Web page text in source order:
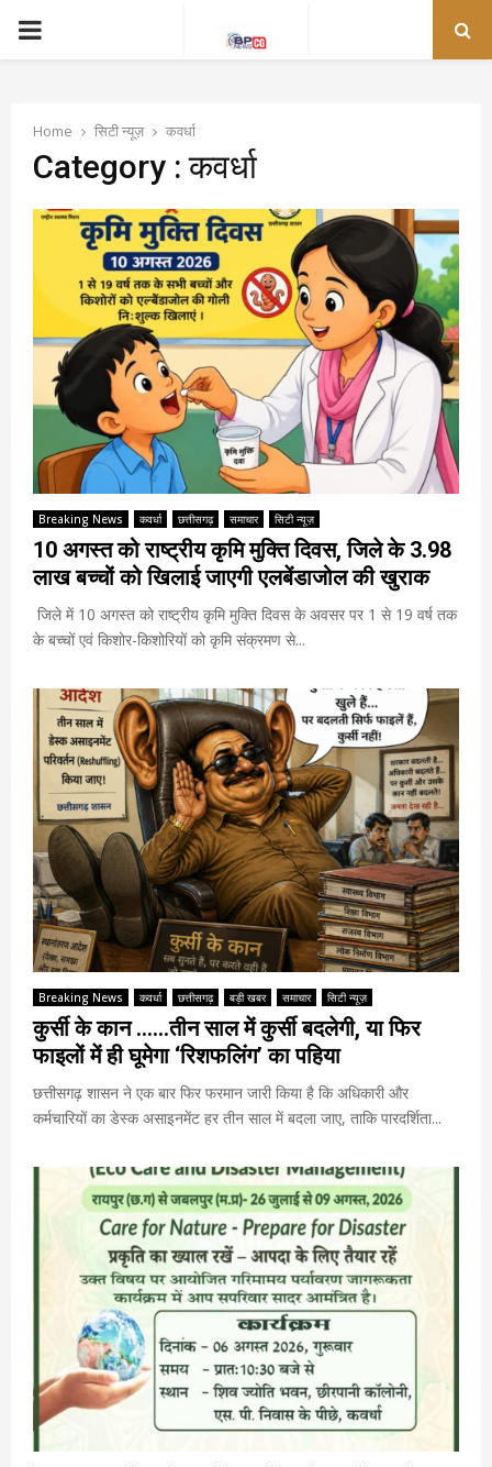
PRIMARY
Home सिटी न्यूज़ कवर्धा
Category : कवर्धा
Breaking News कवर्धा छत्तीसगढ़ समाचार सिटी न्यूज़
10 अगस्त को राष्ट्रीय कृमि मुक्ति दिवस, जिले के 3.98
लाख बच्चों को खिलाई जाएगी एलबेंडाजोल की खुराक
जिले में 10 अगस्त को राष्ट्रीय कृमि मुक्ति दिवस के अवसर पर 1 से 19 वर्ष तक
के बच्चों एवं किशोर-किशोरियों को कृमि संक्रमण से...
Breaking News कवर्धा छत्तीसगढ़ बड़ी खबर समाचार सिटी न्यूज़
कुर्सी के कान ……तीन साल में कुर्सी बदलेगी, या फिर
फाइलों में ही घूमेगा ‘रिशफलिंग’ का पहिया
छत्तीसगढ़ शासन ने एक बार फिर फरमान जारी किया है कि अधिकारी और
कर्मचारियों का डेस्क असाइनमेंट हर तीन साल में बदला जाए, ताकि पारदर्शिता...